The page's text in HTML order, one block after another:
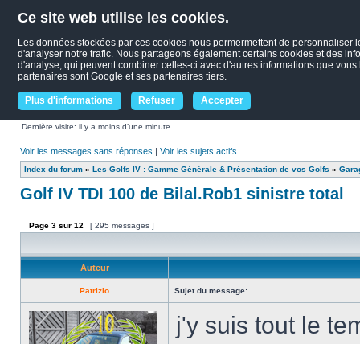
Ce site web utilise les cookies.
Les données stockées par ces cookies nous permermettent de
d'analyser notre trafic. Nous partageons également certains cookies et des
d'analyse, qui peuvent combiner celles-ci avec d'autres informations que
partenaires sont Google et ses partenaires tiers.
Plus d'informations Refuser Accepter
Dernière visite: il y a moins d’une minute
Voir les messages sans réponses | Voir les sujets actifs
Index du forum » Les Golfs IV : Gamme Générale & Présentation de vos Golfs »
Golf IV TDI 100 de Bilal.Rob1 sinistre total
Page 3 sur 12 [ 295 messages ]
Auteur
Patrizio Sujet du message:
j'y suis tout le